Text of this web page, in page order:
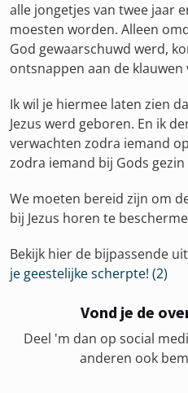
alle jongetjes van twee jaar
moesten worden. Alleen
God gewaarschuwd werd,
ontsnappen aan de klauwen
Ik wil je hiermee laten zien
Jezus werd geboren. En ik
verwachten zodra iemand
zodra iemand bij Gods
We moeten bereid zijn om
bij Jezus horen te
Bekijk hier de bijpassende
je geestelijke scherpte! (2)
Vond je de
Deel 'm dan op social
anderen ook